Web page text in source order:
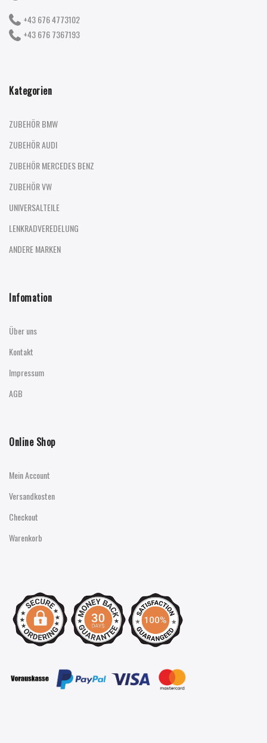
+43 676 4773102
+43 676 7367193
Kategorien
ZUBEHÖR BMW
ZUBEHÖR AUDI
ZUBEHÖR MERCEDES BENZ
ZUBEHÖR VW
UNIVERSALTEILE
LENKRADVEREDELUNG
ANDERE MARKEN
Infomation
Über uns
Kontakt
Impressum
AGB
Online Shop
Mein Account
Versandkosten
Checkout
Warenkorb